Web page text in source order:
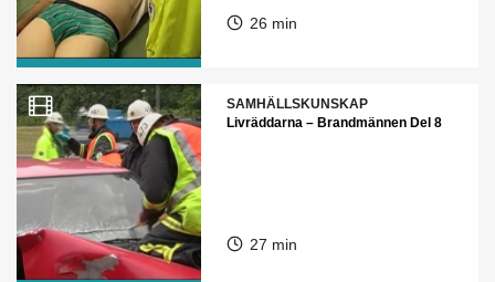
26 min
SAMHÄLLSKUNSKAP
Livräddarna – Brandmännen Del 8
27 min